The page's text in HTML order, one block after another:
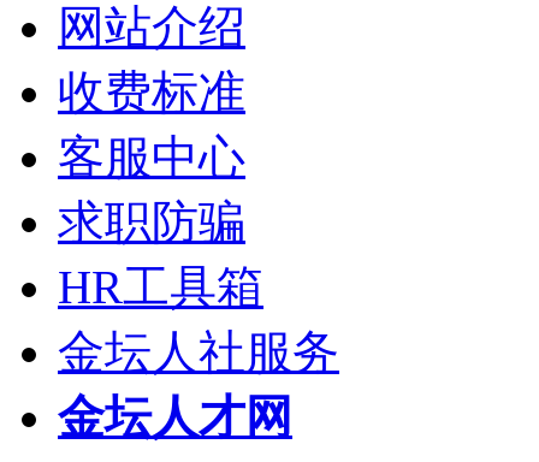
网站介绍
收费标准
客服中心
求职防骗
HR工具箱
金坛人社服务
金坛人才网